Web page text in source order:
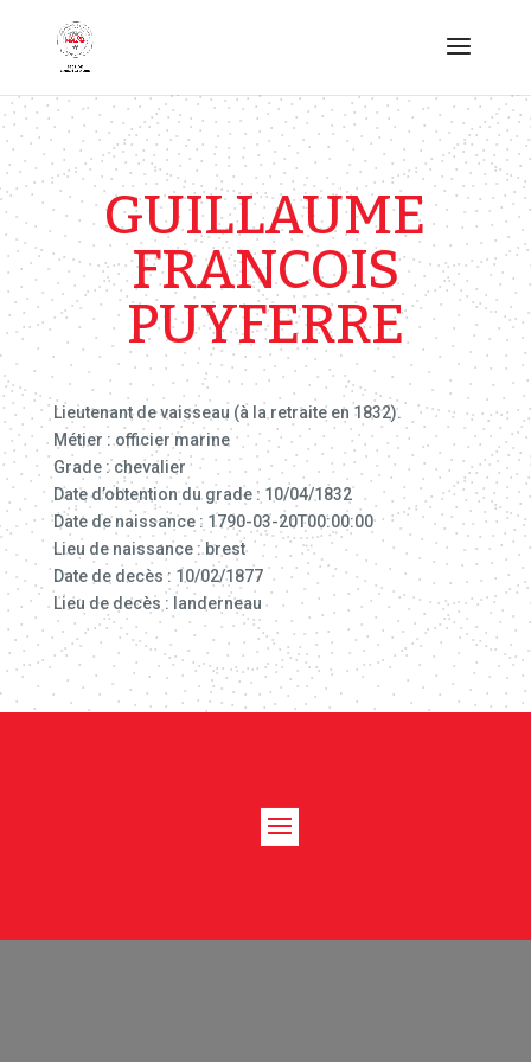
GUILLAUME
FRANCOIS
PUYFERRE
Lieutenant de vaisseau (à la retraite en 1832).
Métier : officier marine
Grade : chevalier
Date d’obtention du grade : 10/04/1832
Date de naissance : 1790-03-20T00:00:00
Lieu de naissance : brest
Date de decès : 10/02/1877
Lieu de decès : landerneau